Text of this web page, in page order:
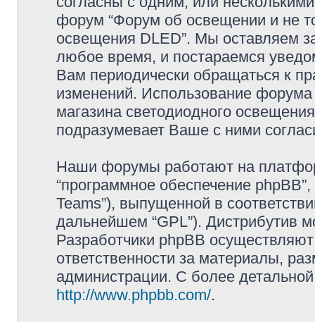
форум “Форум об освещении и не
освещения DLED”. Мы оставляем
любое время, и постараемся
Вам периодически обращаться к
изменений. Использование
магазина светодиодного
подразумевает Ваше с ними
Наши форумы работают на
“программное обеспечение
Teams”), выпущенной в
дальнейшем “GPL”). Дистрибутив
Разработчики phpBB
ответственности за материалы,
администрации. С более
http://www.phpbb.com/.